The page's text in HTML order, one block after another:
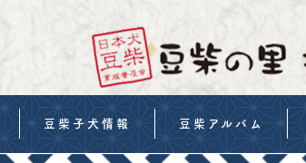
豆柴子犬情報 豆柴アルバム